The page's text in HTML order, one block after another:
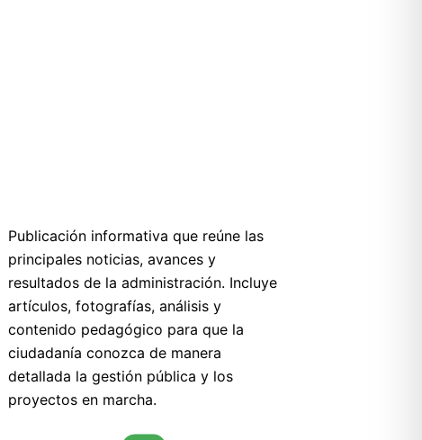
Publicación informativa que reúne las
principales noticias, avances y
resultados de la administración. Incluye
artículos, fotografías, análisis y
contenido pedagógico para que la
ciudadanía conozca de manera
detallada la gestión pública y los
proyectos en marcha.